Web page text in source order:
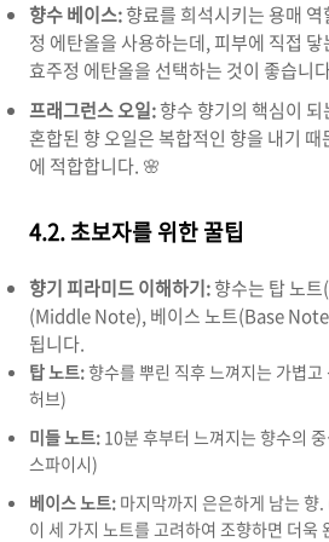
향수 베이스:향료를 희석시키는 용매
정 에탄올을 사용하는데, 피부에 직접
효주정 에탄올을 선택하는 것이 좋습니
프래그런스 오일:향수 향기의 핵심이
혼합된 향 오일은 복합적인 향을 내기
에 적합합니다. 🌸
4.2. 초보자를 위한 꿀팁
향기 피라미드 이해하기:향수는 탑 노
(Middle Note), 베이스 노트(Base
됩니다.
탑 노트:향수를 뿌린 직후 느껴지는 가볍
허브)
미들 노트: 10분 후부터 느껴지는 향수의
스파이시)
베이스 노트: 마지막까지 은은하게 남는 향
이 세 가지 노트를 고려하여 조향하면 더욱